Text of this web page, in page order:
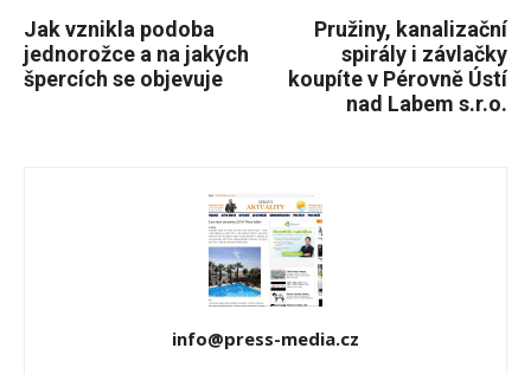
Jak vznikla podoba
jednorožce a na jakých
špercích se objevuje
Pružiny, kanalizační
spirály i závlačky
koupíte v Pérovně Ústí
nad Labem s.r.o.
info@press-media.cz